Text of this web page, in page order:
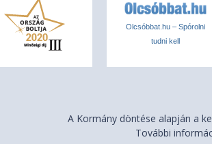
Neutral Black
VivoBook S
Olcsóbbat.hu – Spórolni
tudni kell
A Kormány döntése alapján a
További